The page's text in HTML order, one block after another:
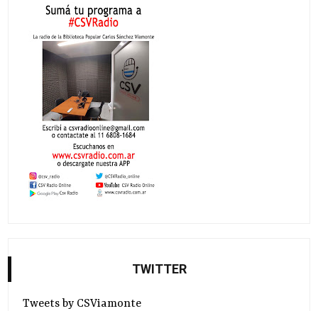
TWITTER
Tweets by CSViamonte